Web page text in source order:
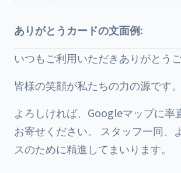
ありがとうカードの文面例:
いつもご利用いただきありがとうご
皆様の笑顔が私たちの力の源です。
よろしければ、Googleマップに率
お寄せください。 スタッフ一同、
スのために精進してまいります。